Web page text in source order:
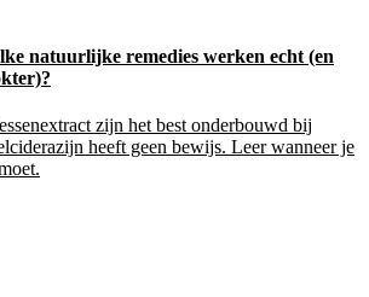
natuurlijke remedies werken echt (en
zijn het best onderbouwd bij
heeft geen bewijs. Leer wanneer je